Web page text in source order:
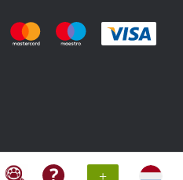
+
Je rekent gemakkelijk af met Paypal
Je rekent gemakkelijk af met
Je rekent